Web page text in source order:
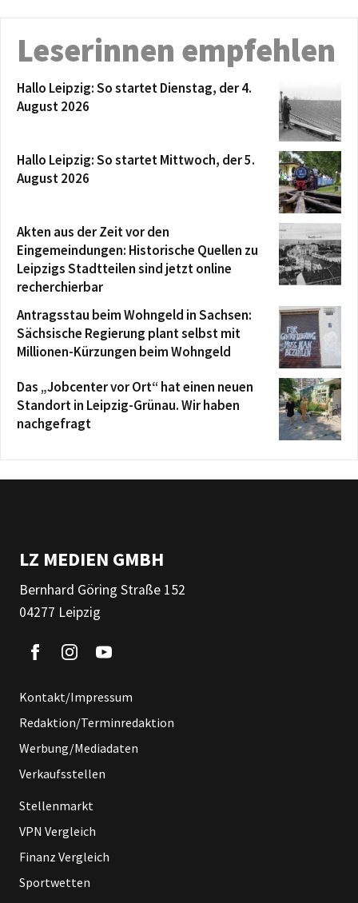
Leserinnen empfehlen
Hallo Leipzig: So startet Dienstag, der 4.
August 2026
Hallo Leipzig: So startet Mittwoch, der 5.
August 2026
Akten aus der Zeit vor den
Eingemeindungen: Historische Quellen zu
Leipzigs Stadtteilen sind jetzt online
recherchierbar
Antragsstau beim Wohngeld in Sachsen:
Sächsische Regierung plant selbst mit
Millionen-Kürzungen beim Wohngeld
Das „Jobcenter vor Ort“ hat einen neuen
Standort in Leipzig-Grünau. Wir haben
nachgefragt
LZ MEDIEN GMBH
Bernhard Göring Straße 152
04277 Leipzig
Kontakt/Impressum
Redaktion/Terminredaktion
Werbung/Mediadaten
Verkaufsstellen
Stellenmarkt
VPN Vergleich
Finanz Vergleich
Sportwetten